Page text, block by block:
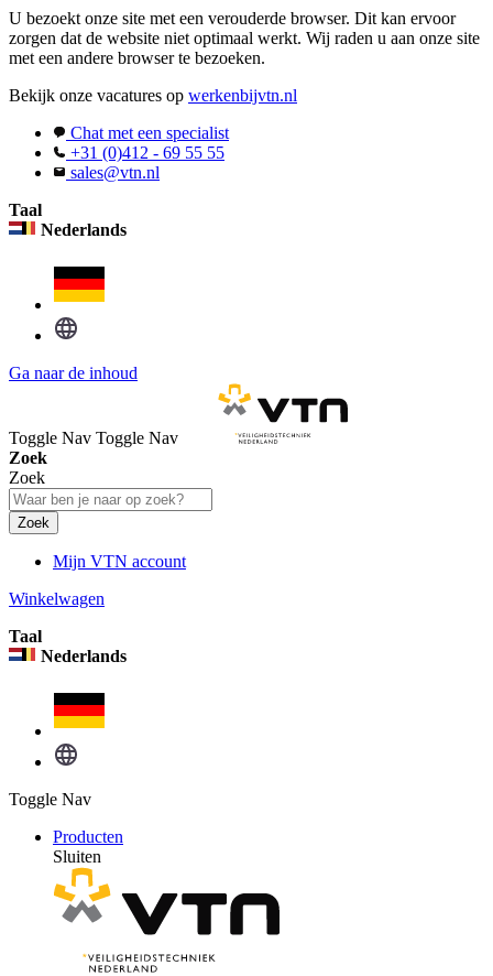
U bezoekt onze site met een verouderde browser. Dit kan ervoor
zorgen dat de website niet optimaal werkt. Wij raden u aan onze site
met een andere browser te bezoeken.
Bekijk onze vacatures op werkenbijvtn.nl
Chat met een specialist
+31 (0)412 - 69 55 55
sales@vtn.nl
Taal
Nederlands
Ga naar de inhoud
Toggle Nav Toggle Nav
Zoek
Zoek
Zoek
Mijn VTN account
Winkelwagen
Taal
Nederlands
Toggle Nav
Producten
Sluiten